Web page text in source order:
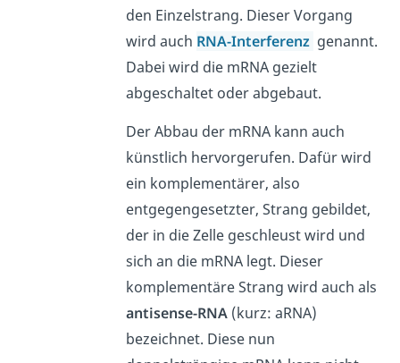
den Einzelstrang. Dieser Vorgang
wird auch RNA-Interferenz genannt.
Dabei wird die mRNA gezielt
abgeschaltet oder abgebaut.
Der Abbau der mRNA kann auch
künstlich hervorgerufen. Dafür wird
ein komplementärer, also
entgegengesetzter, Strang gebildet,
der in die Zelle geschleust wird und
sich an die mRNA legt. Dieser
komplementäre Strang wird auch als
antisense-RNA (kurz: aRNA)
bezeichnet. Diese nun